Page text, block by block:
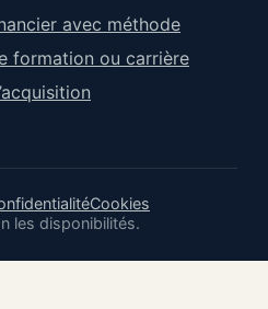
avec méthode
formation ou carrière
Cookies
les disponibilités.